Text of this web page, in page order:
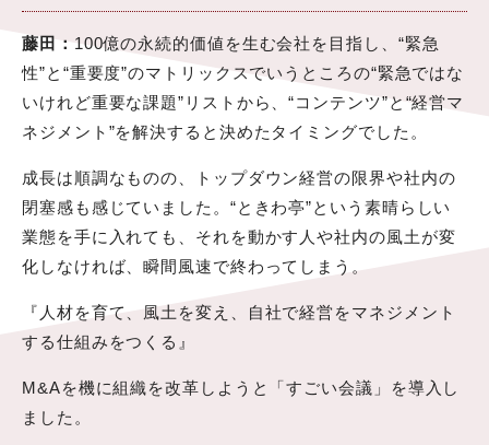
藤田： 100億の永続的価値を生む会社を目指し、“緊急
性”と“重要度”のマトリックスでいうところの“緊急ではな
いけれど重要な課題”リストから、“コンテンツ”と“経営マ
ネジメント”を解決すると決めたタイミングでした。
成長は順調なものの、トップダウン経営の限界や社内の
閉塞感も感じていました。“ときわ亭”という素晴らしい
業態を手に入れても、それを動かす人や社内の風土が変
化しなければ、瞬間風速で終わってしまう。
『人材を育て、風土を変え、自社で経営をマネジメント
する仕組みをつくる』
M&Aを機に組織を改革しようと「すごい会議」を導入し
ました。